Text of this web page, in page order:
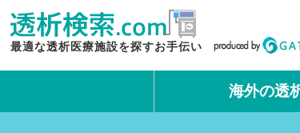
最適な透析医療施設を探すお手伝い
海外の透